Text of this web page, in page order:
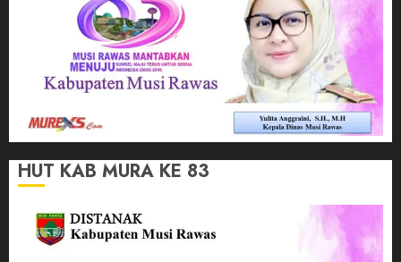
HUT KAB MURA KE 83